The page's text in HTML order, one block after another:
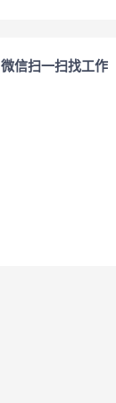
微信扫一扫找工作